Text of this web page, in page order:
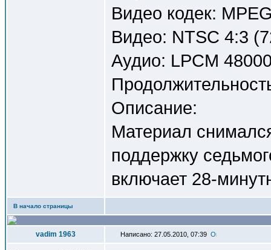
Видео кодек:
Видео: NTSC 4:3
Аудио: LPCM
Описание:
Материал
поддержку
включает 28-
В начало страницы
vadim 1963 Написано: 27.05.2010, 07:39